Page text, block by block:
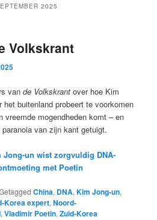
2025
Volkskrant
vande Volkskrantover hoe Kim
het buitenland probeert te voorkomen
vreemde mogendheden komt – en
van zijn kant getuigt.
Jong-un wist zorgvuldig DNA-
met Poetin
China, DNA,Kim Jong-un,
Korea expert,Noord-
,Vladimir Poetin,Zuid-Korea